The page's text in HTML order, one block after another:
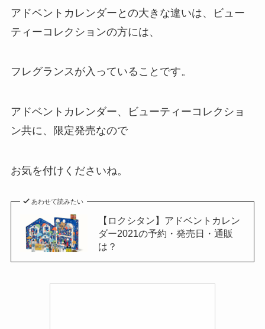
アドベントカレンダーとの大きな違いは、ビュー
ティーコレクションの方には、
フレグランスが入っていることです。
アドベントカレンダー、ビューティーコレクショ
ン共に、限定発売なので
お気を付けくださいね。
あわせて読みたい
【ロクシタン】アドベントカレン
ダー2021の予約・発売日・通販
は？